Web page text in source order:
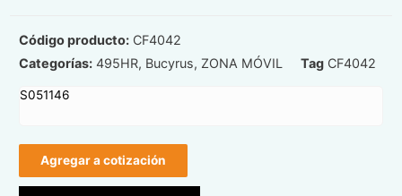
Código producto: CF4042
Categorías: 495HR, Bucyrus, ZONA MÓVIL Tag CF4042
S051146
Agregar a cotización